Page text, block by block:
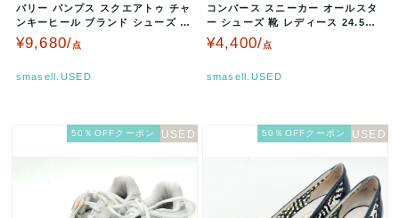
バリー パンプス スクエアトゥ チャ
ンキーヒール ブランド シューズ 靴
イタリア製 レディース 5…
¥9,680/点
smasell.USED
コンバース スニーカー オールスタ
ー シューズ 靴 レディース 24.5サ
イズ ブルー CONVER…
¥4,400/点
smasell.USED
50％OFFクーポン 50％OFFクーポン